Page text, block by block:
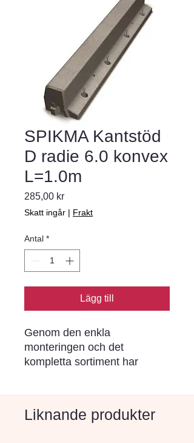
SPIKMA Kantstöd
D radie 6.0 konvex
L=1.0m
285,00 krPris
Skatt ingår | Frakt
Antal *
Lägg till
Genom den enkla
monteringen och det
kompletta sortiment har
rostskyddade stålspikar (ej i
Liknande produkter